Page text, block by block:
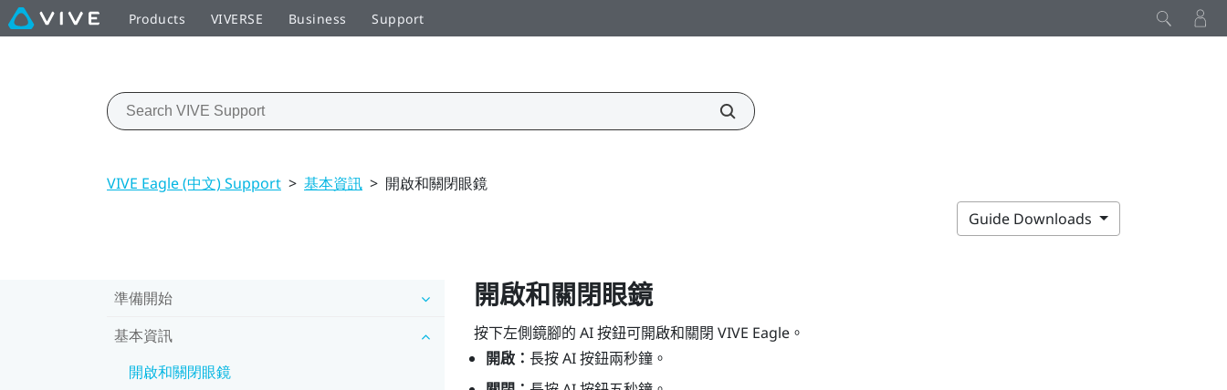
Products VIVERSE Business Support
VIVE Eagle (中文) Support > 基本資訊 > 開啟和關閉眼鏡
Guide Downloads
準備開始
基本資訊
開啟和關閉眼鏡
開啟和關閉眼鏡
按下左側鏡腳的 AI按鈕可開啟和關閉 VIVE Eagle。
開啟： 長按AI按鈕兩秒鐘。